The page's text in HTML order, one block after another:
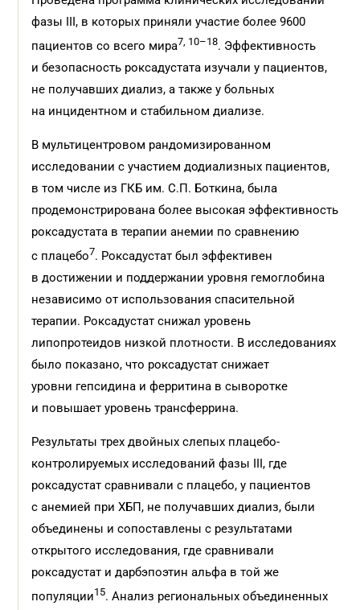
фазы III, в которых приняли участие более 9600
пациентов со всего мира7, 10–18. Эффективность
и безопасность роксадустата изучали у пациентов,
не получавших диализ, а также у больных
на инцидентном и стабильном диализе.
В мультицентровом рандомизированном
исследовании с участием додиализных пациентов,
в том числе из ГКБ им. С.П. Боткина, была
продемонстрирована более высокая эффективность
роксадустата в терапии анемии по сравнению
с плацебо7. Роксадустат был эффективен
в достижении и поддержании уровня гемоглобина
независимо от использования спасительной
терапии. Роксадустат снижал уровень
липопротеидов низкой плотности. В исследованиях
было показано, что роксадустат снижает
уровни гепсидина и ферритина в сыворотке
и повышает уровень трансферрина.
Результаты трех двойных слепых плацебо-
контролируемых исследований фазы III, где
роксадустат сравнивали с плацебо, у пациентов
с анемией при ХБП, не получавших диализ, были
объединены и сопоставлены с результатами
открытого исследования, где сравнивали
роксадустат и дарбэпоэтин альфа в той же
популяции15. Анализ региональных объединенных